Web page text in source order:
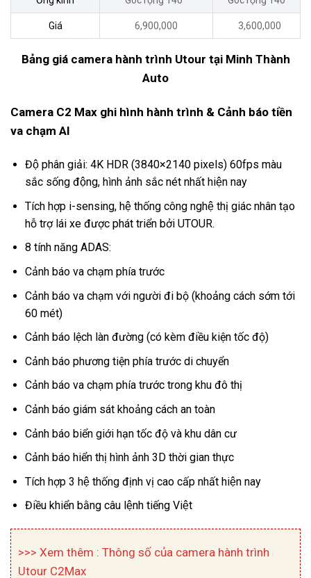
Giá 6,900,000 3,600,000
Bảng giá camera hành trình Utour tại Minh Thành
Auto
Camera C2 Max ghi hình hành trình & Cảnh báo tiền
va chạm AI
Độ phân giải: 4K HDR (3840×2140 pixels) 60fps màu
sắc sống động, hình ảnh sắc nét nhất hiện nay
Tích hợp i-sensing, hệ thống công nghệ thị giác nhân tạo
hỗ trợ lái xe được phát triển bởi UTOUR.
8 tính năng ADAS:
Cảnh báo va chạm phía trước
Cảnh báo va chạm với người đi bộ (khoảng cách sớm tới
60 mét)
Cảnh báo lệch làn đường (có kèm điều kiện tốc độ)
Cảnh báo phương tiện phía trước di chuyển
Cảnh báo va chạm phía trước trong khu đô thị
Cảnh báo giám sát khoảng cách an toàn
Cảnh báo biển giới hạn tốc độ và khu dân cư
Cảnh báo hiển thị hình ảnh 3D thời gian thực
Tích hợp 3 hệ thống định vị cao cấp nhất hiện nay
Điều khiển bằng câu lệnh tiếng Việt
>>> Xem thêm : Thông số của camera hành trình
Utour C2Max